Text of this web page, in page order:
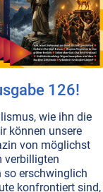
Verbot in
Staate
auf der
126!
wie ihn die
können unsere
von möglichst
verbilligten
so erschwinglich
konfrontiert sind,